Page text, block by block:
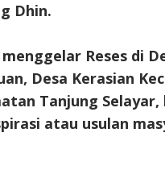
Dhin.
Reses di
Desa Kerasian
Tanjung Selayar,
atau usulan